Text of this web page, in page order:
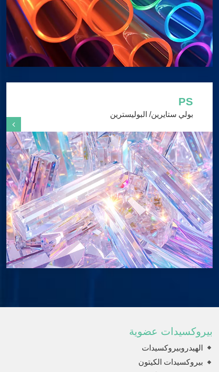
PS
بولي ستايرين/ البوليسترين
بيروكسيدات عضوية
الهيدروبيروكسيدات
بيروكسيدات الكيتون